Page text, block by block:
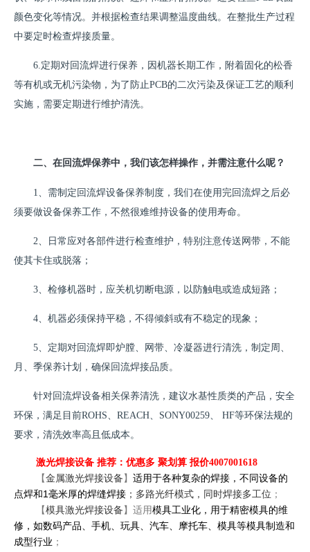
颜色变化等情况。并根据检查结果调整温度曲线。在整批生产过程
中要定时检查焊接质量。
6.定期对回流焊进行保养，因机器长期工作，附着固化的松香
等有机或无机污染物，为了防止PCB的二次污染及保证工艺的顺利
实施，需要定期进行维护清洗。
二、在回流焊保养中，我们该怎样操作，并需注意什么呢？
1、需制定回流焊设备保养制度，我们在使用完回流焊之后必
须要做设备保养工作，不然很难维持设备的使用寿命。
2、日常应对各部件进行检查维护，特别注意传送网带，不能
使其卡住或脱落；
3、检修机器时，应关机切断电源，以防触电或造成短路；
4、机器必须保持平稳，不得倾斜或有不稳定的现象；
5、定期对回流焊即炉膛、网带、冷凝器进行清洗，制定周、
月、季保养计划，确保回流焊接品质。
针对回流焊设备相关保养清洗，建议水基性质类的产品，安全
环保，满足目前ROHS、REACH、SONY00259、 HF等环保法规的
要求，清洗效率高且低成本。
激光焊接设备 推荐：优惠多 聚划算 报价4007001618
【 金属激光焊接设备 】 适用于各种复杂的焊接，不同设备的
点焊和 1 毫米厚的焊缝焊接 ；多路光纤模式，同时焊接多工位 ；
【 模具激光焊接设备 】适用模具工业化，用于精密模具的维
修，如数码产品、手机、玩具、汽车、摩托车、模具等模具制造和
成型行业 ；